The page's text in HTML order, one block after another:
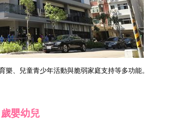
、兒童青少年活動與脆弱家庭支持等多功能。
嬰幼兒